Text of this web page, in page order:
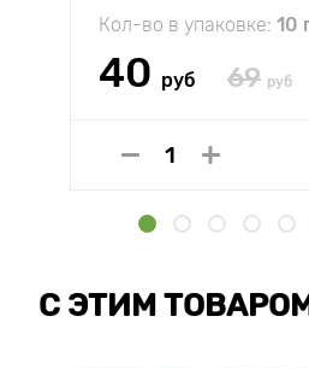
Кол-во в упаковке: 10
40 руб 69 руб
С ЭТИМ